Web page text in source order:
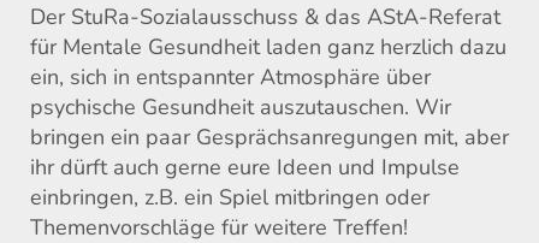
Der StuRa-Sozialausschuss & das AStA-Referat
für Mentale Gesundheit laden ganz herzlich dazu
ein, sich in entspannter Atmosphäre über
psychische Gesundheit auszutauschen. Wir
bringen ein paar Gesprächsanregungen mit, aber
ihr dürft auch gerne eure Ideen und Impulse
einbringen, z.B. ein Spiel mitbringen oder
Themenvorschläge für weitere Treffen!